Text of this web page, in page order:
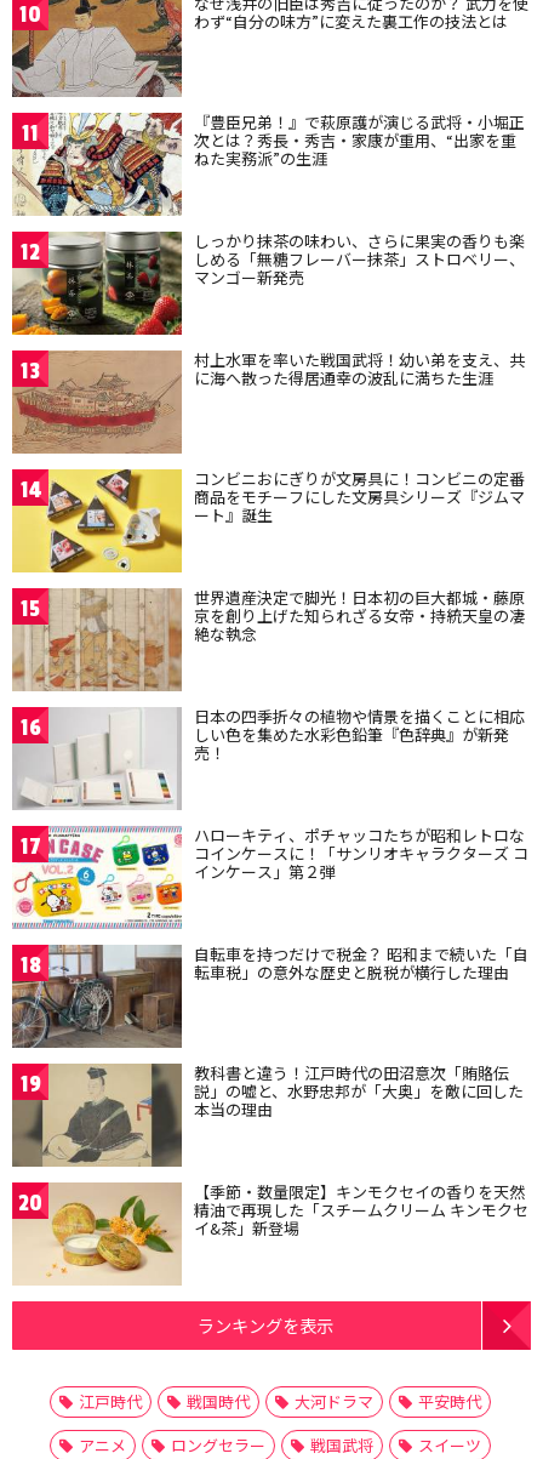
10 わず“自分の味方”に変えた裏工作の技法とは
11 『豊臣兄弟！』で萩原護が演じる武将・小堀正
次とは？秀長・秀吉・家康が重用、“出家を重
ねた実務派”の生涯
12 しっかり抹茶の味わい、さらに果実の香りも楽
しめる「無糖フレーバー抹茶」ストロベリー、
マンゴー新発売
13 村上水軍を率いた戦国武将！幼い弟を支え、共
に海へ散った得居通幸の波乱に満ちた生涯
14 コンビニおにぎりが文房具に！コンビニの定番
商品をモチーフにした文房具シリーズ『ジムマ
ート』誕生
15 世界遺産決定で脚光！日本初の巨大都城・藤原
京を創り上げた知られざる女帝・持統天皇の凄
絶な執念
16 日本の四季折々の植物や情景を描くことに相応
しい色を集めた水彩色鉛筆『色辞典』が新発
売！
17 ハローキティ、ポチャッコたちが昭和レトロな
コインケースに！「サンリオキャラクターズ コ
インケース」第２弾
18 自転車を持つだけで税金？ 昭和まで続いた「自
転車税」の意外な歴史と脱税が横行した理由
19 教科書と違う！江戸時代の田沼意次「賄賂伝
説」の嘘と、水野忠邦が「大奥」を敵に回した
本当の理由
20 【季節・数量限定】キンモクセイの香りを天然
精油で再現した「スチームクリーム キンモクセ
イ&茶」新登場
ランキングを表示
江戸時代 戦国時代 大河ドラマ
平安時代
アニメ
ロングセラー 戦国武将
スイーツ